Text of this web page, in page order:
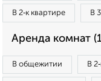
В 2‑к квартире В
Аренда комнат
В общежитии В